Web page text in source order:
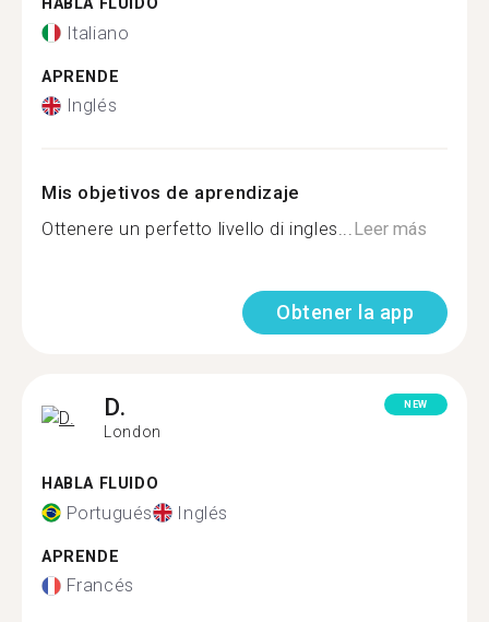
HABLA FLUIDO
Italiano
APRENDE
Inglés
Mis objetivos de aprendizaje
Ottenere un perfetto livello di ingles...Leer más
Obtener la app
D.
London
NEW
HABLA FLUIDO
Portugués Inglés
APRENDE
Francés